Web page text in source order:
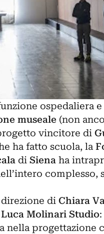
ospedaliera
museale (non
vincitore di
ha fatto scuola, la
di Sienaha
complesso,
di Chiara
Luca Molinari Studio
nella progettazione